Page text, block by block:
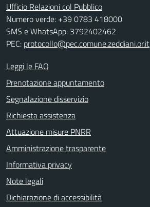
Ufficio Relazioni col Pubblico
Numero verde: +39 0783 418000
SMS e WhatsApp: 3792402462
PEC: protocollo@pec.comune.zeddiani.or.it
Leggi le FAQ
Prenotazione appuntamento
Segnalazione disservizio
Richiesta assistenza
Attuazione misure PNRR
Amministrazione trasparente
Informativa privacy
Note legali
Dichiarazione di accessibilità